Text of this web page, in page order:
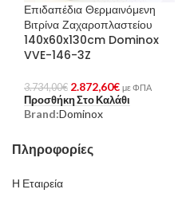
Επιδαπέδια Θερμαινόμενη
Βιτρίνα Ζαχαροπλαστείου
140x60x130cm Dominox
VVE-146-3Z
3.734,00€ 2.872,60€ με ΦΠΑ
Προσθήκη Στο Καλάθι
Brand:Dominox
Πληροφορίες
Η Εταιρεία